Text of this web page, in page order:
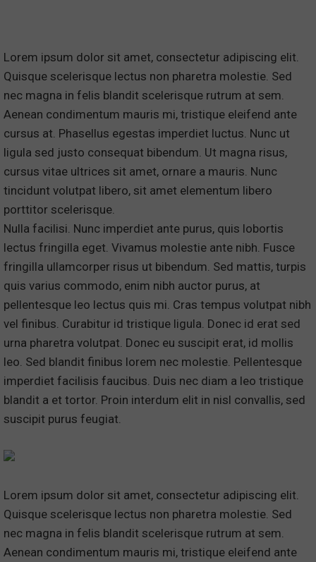
Lorem ipsum dolor sit amet, consectetur adipiscing elit.
Quisque scelerisque lectus non pharetra molestie. Sed
nec magna in felis blandit scelerisque rutrum at sem.
Aenean condimentum mauris mi, tristique eleifend ante
cursus at. Phasellus egestas imperdiet luctus. Nunc ut
ligula sed justo consequat bibendum. Ut magna risus,
cursus vitae ultrices sit amet, ornare a mauris. Nunc
tincidunt volutpat libero, sit amet elementum libero
porttitor scelerisque.
Nulla facilisi. Nunc imperdiet ante purus, quis lobortis
lectus fringilla eget. Vivamus molestie ante nibh. Fusce
fringilla ullamcorper risus ut bibendum. Sed mattis, turpis
quis varius commodo, enim nibh auctor purus, at
pellentesque leo lectus quis mi. Cras tempus volutpat nibh
vel finibus. Curabitur id tristique ligula. Donec id erat sed
urna pharetra volutpat. Donec eu suscipit erat, id mollis
leo. Sed blandit finibus lorem nec molestie. Pellentesque
imperdiet facilisis faucibus. Duis nec diam a leo tristique
blandit a et tortor. Proin interdum elit in nisl convallis, sed
suscipit purus feugiat.
Lorem ipsum dolor sit amet, consectetur adipiscing elit.
Quisque scelerisque lectus non pharetra molestie. Sed
nec magna in felis blandit scelerisque rutrum at sem.
Aenean condimentum mauris mi, tristique eleifend ante